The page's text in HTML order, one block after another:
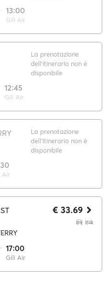
13:00
Gili Air
12:45
Gili Air
La prenotazione
dell'itinerario non è
disponibile
Air
La prenotazione
dell'itinerario non è
disponibile
17:00
Gili Air
€ 33.69